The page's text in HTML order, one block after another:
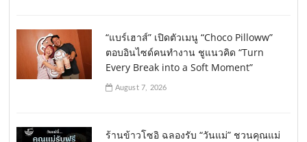
“แบร์เฮาส์” เปิดตัวเมนู “Choco Pilloww”
ตอบอินไซด์คนทำงาน ชูแนวคิด “Turn
Every Break into a Soft Moment”
August 7, 2026
ร้านข้าวโซอิ ฉลองรับ “วันแม่” ชวนคุณแม่